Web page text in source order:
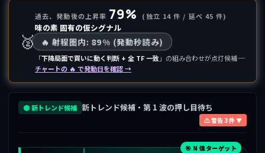
🥈
過去、発動後の上昇率 79% (独立 14 件 / 延べ 45 件)
味の素 固有の仮シグナル
🔥 射程圏内: 89% (発動秒読み)
「下降局面で買いに動く判断 + 全 TF 一致」の組み合わせが点灯候補 ─
チャートの 🔥 で発動日を確認 →
🟡 新トレンド候補 新トレンド候補・第 1 波の押し目待ち
⚠ 警告 3 件 ▼
🎯 N 値ターゲット